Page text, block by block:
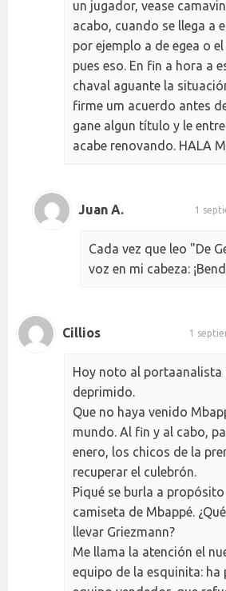
un jugador, vease
acabo, cuando se llega a
por ejemplo a de egea o
pues eso. En fin a hora a
chaval aguante la
firme um acuerdo antes
gane algun título y le
acabe renovando. HALA
Juan A. 1
Cada vez que leo "De
voz en mi cabeza:
Cillios 1
Hoy noto al portaanalista
deprimido.
Que no haya venido
mundo. Al fin y al cabo,
enero, los chicos de la
recuperar el culebrón.
Piqué se burla a
camiseta de Mbappé.
llevar Griezmann?
Me llama la atención el
equipo de la esquinita: ha